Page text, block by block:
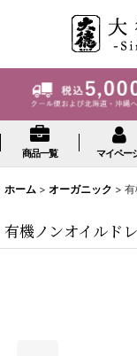
商品一覧 マイペー
ホーム > オーガニック >
有機ノンオイルド